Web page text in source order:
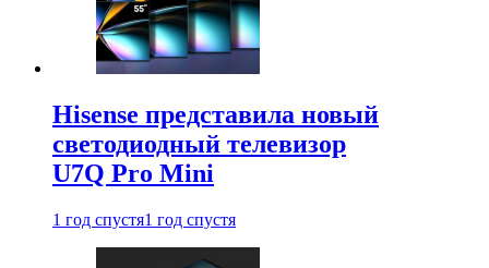
Hisense представила новый
светодиодный телевизор
U7Q Pro Mini
1 год спустя1 год спустя